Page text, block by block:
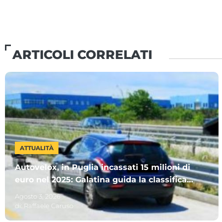
ARTICOLI CORRELATI
ATTUALITÀ
Autovelox, in Puglia incassati 15 milioni di
euro nel 2025: Galatina guida la classifica.
Ecco gli altri Comuni più “cari”
Agosto 3, 2026
di: Raffaele Caruso